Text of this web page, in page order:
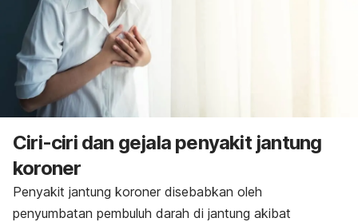
Ciri-ciri dan gejala penyakit jantung
koroner
Penyakit jantung koroner disebabkan oleh
penyumbatan pembuluh darah di jantung akibat